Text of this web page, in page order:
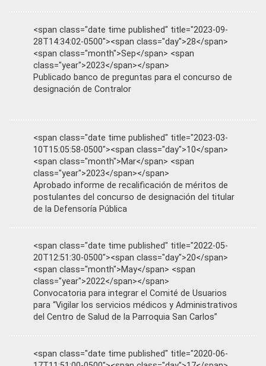
<span class="date time published" title="2023-09-
28T14:34:02-0500"><span class="day">28</span>
<span class="month">Sep</span> <span
class="year">2023</span></span>
Publicado banco de preguntas para el concurso de
designación de Contralor
<span class="date time published" title="2023-03-
10T15:05:58-0500"><span class="day">10</span>
<span class="month">Mar</span> <span
class="year">2023</span></span>
Aprobado informe de recalificación de méritos de
postulantes del concurso de designación del titular
de la Defensoría Pública
<span class="date time published" title="2022-05-
20T12:51:30-0500"><span class="day">20</span>
<span class="month">May</span> <span
class="year">2022</span></span>
Convocatoria para integrar el Comité de Usuarios
para “Vigilar los servicios médicos y Administrativos
del Centro de Salud de la Parroquia San Carlos”
<span class="date time published" title="2020-06-